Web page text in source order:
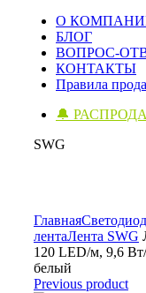
О
БЛОГ
ВОПРОС-
КОНТАКТЫ
Правила
🔔
SWG
Главная
лентаЛента SWG
120 LED/м, 9,6
белый
Previous product